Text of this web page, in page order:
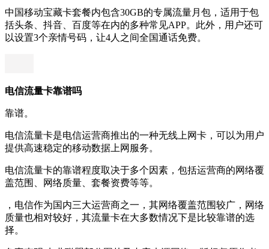
中国移动宝藏卡套餐内包含30GB的专属流量月包，适用于包
括头条、抖音、百度等在内的多种常见APP。此外，用户还可
以设置3个亲情号码，让4人之间全国通话免费。
电信流量卡靠谱吗
靠谱。
电信流量卡是电信运营商推出的一种无线上网卡，可以为用户
提供高速稳定的移动数据上网服务。
电信流量卡的靠谱程度取决于多个因素，包括运营商的网络覆
盖范围、网络质量、套餐资费等等。
，电信作为国内三大运营商之一，其网络覆盖范围较广，网络
质量也相对较好，其流量卡在大多数情况下是比较靠谱的选
择。